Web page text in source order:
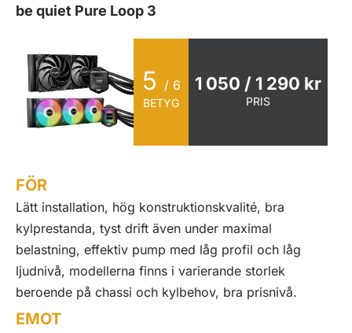
be quiet Pure Loop 3
5 / 6
BETYG
1 050 / 1 290 kr
PRIS
FÖR
Lätt installation, hög konstruktionskvalité, bra
kylprestanda, tyst drift även under maximal
belastning, effektiv pump med låg profil och låg
ljudnivå, modellerna finns i varierande storlek
beroende på chassi och kylbehov, bra prisnivå.
EMOT